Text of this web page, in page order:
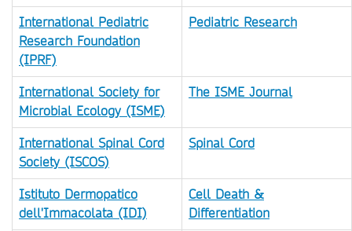
International Pediatric
Research Foundation
(IPRF)
Pediatric Research
International Society for
Microbial Ecology (ISME)
The ISME Journal
International Spinal Cord
Society (ISCOS)
Spinal Cord
Istituto Dermopatico
dell'Immacolata (IDI)
Cell Death &
Differentiation